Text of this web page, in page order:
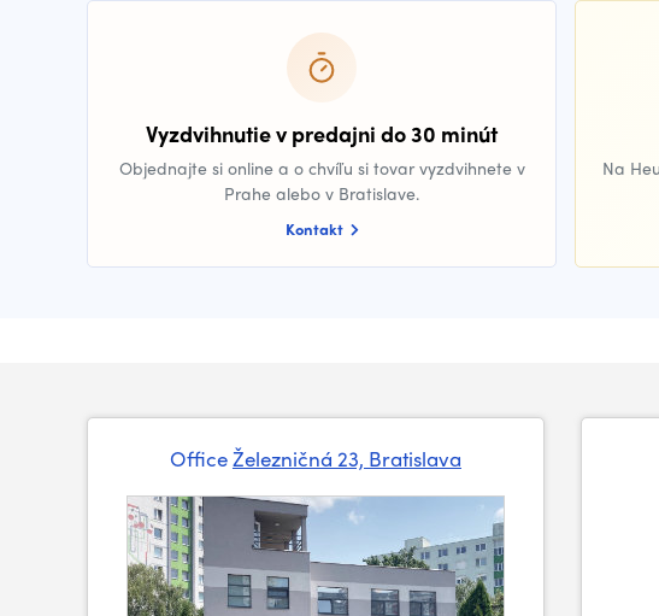
Vyzdvihnutie v predajni do 30 minút
Objednajte si online a o chvíľu si tovar vyzdvihnete v
Prahe alebo v Bratislave.
Kontakt
Na
OfficeŽelezničná 23, Bratislava